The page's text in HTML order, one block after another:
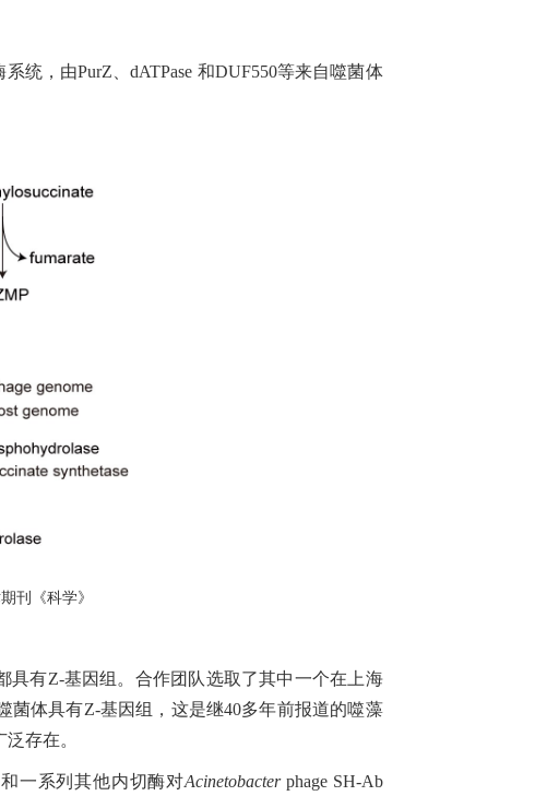
统，由PurZ、dATPase 和DUF550等来自噬菌体
刊《科学》
具有Z-基因组。合作团队选取了其中一个在上海
菌体具有Z-基因组，这是继40多年前报道的噬藻
泛存在。
一系列其他内切酶对Acinetobacterphage SH-Ab